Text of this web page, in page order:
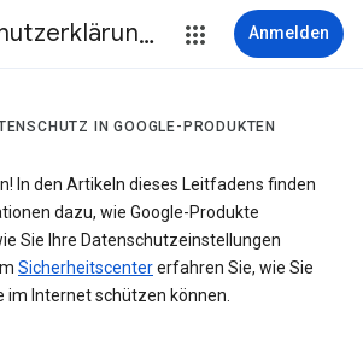
Datenschutzerklärung & Nutzungsbedingungen Anmelden
IN GOOGLE-PRODUKTEN
In den Artikeln dieses Leitfadens finden
dazu, wie Google-Produkte
Sie Ihre Datenschutzeinstellungen
Sicherheitscentererfahren Sie, wie Sie
im Internet schützen können.